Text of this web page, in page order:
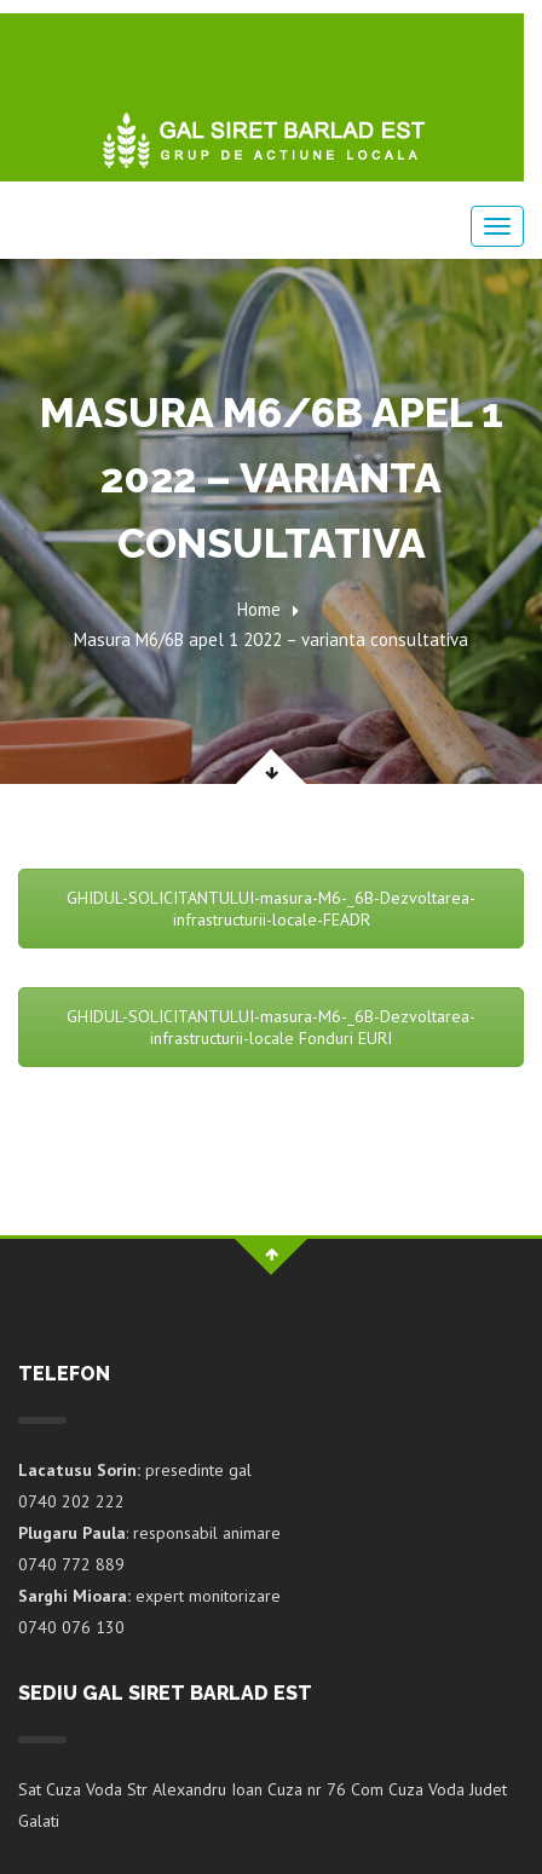
MASURA M6/6B APEL 1
2022 – VARIANTA
CONSULTATIVA
Home
Masura M6/6B apel 1 2022 – varianta consultativa
GHIDUL-SOLICITANTULUI-masura-M6-_6B-Dezvoltarea-
infrastructurii-locale-FEADR
GHIDUL-SOLICITANTULUI-masura-M6-_6B-Dezvoltarea-
infrastructurii-locale Fonduri EURI
TELEFON
Lacatusu Sorin: presedinte gal
0740 202 222
Plugaru Paula: responsabil animare
0740 772 889
Sarghi Mioara: expert monitorizare
0740 076 130
SEDIU GAL SIRET BARLAD EST
Sat Cuza Voda Str Alexandru Ioan Cuza nr 76 Com Cuza Voda Judet
Galati